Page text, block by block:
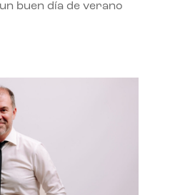
buen día de verano